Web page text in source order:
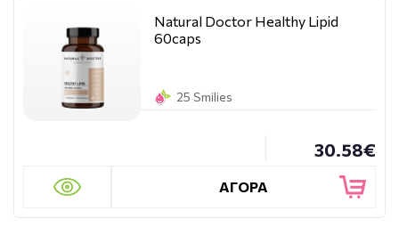
Natural Doctor Healthy Lipid
60caps
25 Smilies
30.58€
ΑΓΟΡΑ